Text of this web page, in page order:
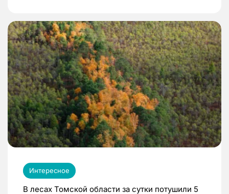
Интересное
В лесах Томской области за сутки потушили 5